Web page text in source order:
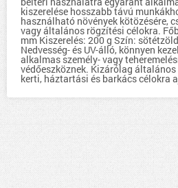
kiszerelése hosszabb távú
használható növények kötözésére,
vagy általános rögzítési célokra.
mm Kiszerelés: 200 g Szín:
Nedvesség- és UV-álló, könnyen
alkalmas személy- vagy
védőeszköznek. Kizárólag
kerti, háztartási és barkács célokra